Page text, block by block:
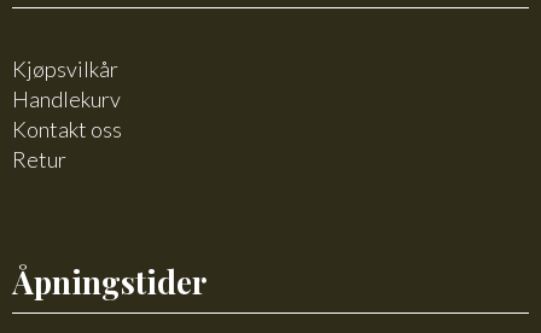
Kjøpsvilkår
Handlekurv
Kontakt oss
Retur
Åpningstider